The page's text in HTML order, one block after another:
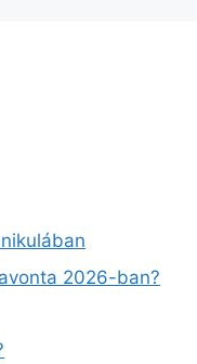
2026-ban?